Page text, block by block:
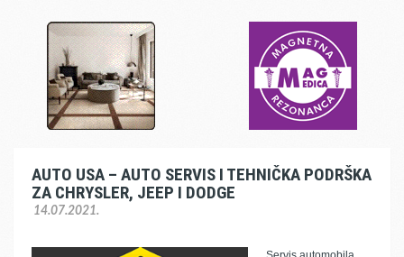
AUTO USA – AUTO SERVIS I TEHNIČKA PODRŠKA
ZA CHRYSLER, JEEP I DODGE
14.07.2021.